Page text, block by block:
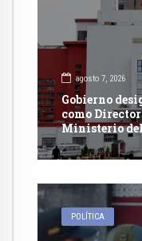
agosto 7, 2026
Gobierno
como
Ministerio
POLÍTICA